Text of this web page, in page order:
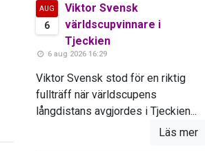
AUG
6
Viktor Svensk
världscupvinnare i
Tjeckien
6 aug 2026 16:29
Viktor Svensk stod för en riktig
fullträff när världscupens
långdistans avgjordes i Tjeckien...
Läs mer